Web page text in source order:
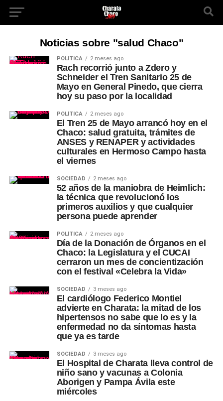
Noticias sobre "salud Chaco"
POLÍTICA 2 meses ago
Rach recorrió junto a Zdero y
Schneider el Tren Sanitario 25 de
Mayo en General Pinedo, que cierra
hoy su paso por la localidad
POLÍTICA 2 meses ago
El Tren 25 de Mayo arrancó hoy en el
Chaco: salud gratuita, trámites de
ANSES y RENAPER y actividades
culturales en Hermoso Campo hasta
el viernes
SOCIEDAD 2 meses ago
52 años de la maniobra de Heimlich:
la técnica que revolucionó los
primeros auxilios y que cualquier
persona puede aprender
POLÍTICA 2 meses ago
Día de la Donación de Órganos en el
Chaco: la Legislatura y el CUCAI
cerraron un mes de concientización
con el festival «Celebra la Vida»
SOCIEDAD 3 meses ago
El cardiólogo Federico Montiel
advierte en Charata: la mitad de los
hipertensos no sabe que lo es y la
enfermedad no da síntomas hasta
que ya es tarde
SOCIEDAD 3 meses ago
El Hospital de Charata lleva control de
niño sano y vacunas a Colonia
Aborigen y Pampa Ávila este
miércoles